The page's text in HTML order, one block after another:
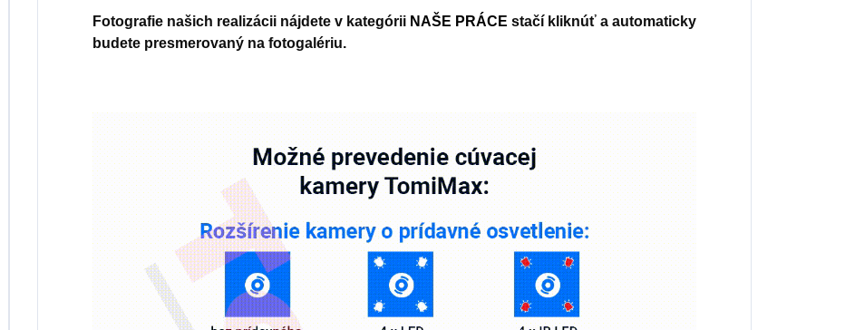
Fotografie našich realizácii nájdete v kategórii NAŠE PRÁCE stačí kliknúť a automaticky
budete presmerovaný na fotogalériu.